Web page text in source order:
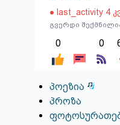
● last_activity 4
გვერდი
0 0
პოეზია
პროზა